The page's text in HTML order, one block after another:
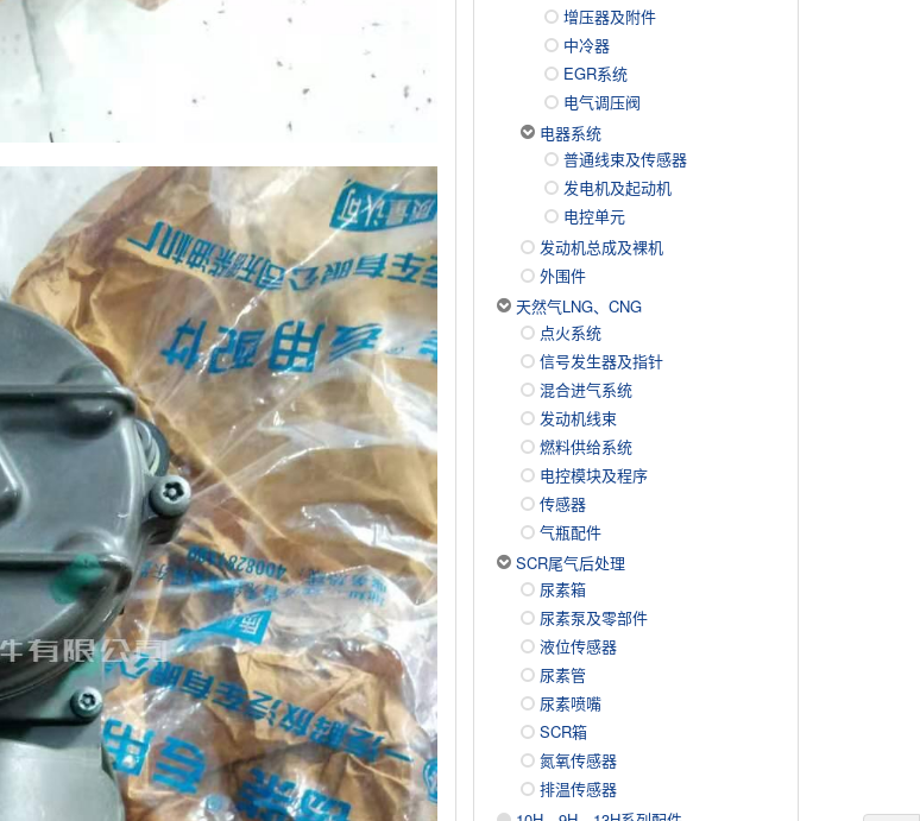
增压器及附件
中冷器
EGR系统
电气调压阀
电器系统
普通线束及传感器
发电机及起动机
电控单元
发动机总成及裸机
外围件
天然气LNG、CNG
点火系统
信号发生器及指针
混合进气系统
发动机线束
燃料供给系统
电控模块及程序
传感器
气瓶配件
SCR尾气后处理
尿素箱
尿素泵及零部件
液位传感器
尿素管
尿素喷嘴
SCR箱
氮氧传感器
排温传感器